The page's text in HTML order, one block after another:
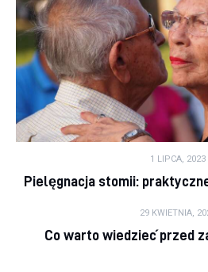
1 LIPCA, 2023
Pielęgnacja stomii:
29 KWIETNIA,
Co warto wiedzieć przed